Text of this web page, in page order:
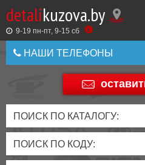
detalikuzova.by
9-19 пн-пт, 9-15 cб
НАШИ ТЕЛЕФОНЫ
+375 44 586
ПОИСК ПО КАТАЛОГУ:
ПОИСК ПО КОДУ:
Купить
в
1
Беларусь
+375
+375
ТАКЖЕ
ВЫ
МОЖЕТЕ
У
ЗАКАЗАТЬ
ТО
ФИЛЬТРА
ТОРМОЗНАЯ
СИСТЕМА
ПОДВЕСКА
РУЛЕВОЕ
ТРАНСМИССИЯ
ПРИВОД
ДВИГАТЕЛЬ
ВЫХЛОП
ЭЛЕКТРИКА
ОСВЕЩЕНИЕ